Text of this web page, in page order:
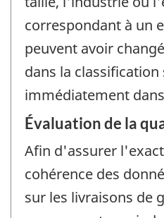
correspondant à un
peuvent avoir
dans la
immédiatement
Évaluation de la
Afin d'assurer
cohérence des
sur les livraisons de